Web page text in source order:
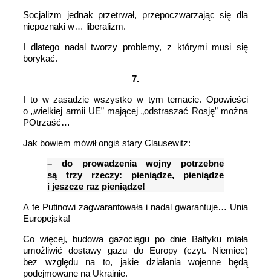
Socjalizm jednak przetrwał, przepoczwarzając się dla
niepoznaki w… liberalizm.
I dlatego nadal tworzy problemy, z którymi musi się
borykać.
7.
I to w zasadzie wszystko w tym temacie. Opowieści
o „wielkiej armii UE” mającej „odstraszać Rosję” można
POtrzaść…
Jak bowiem mówił ongiś stary Clausewitz:
– do prowadzenia wojny potrzebne
są trzy rzeczy: pieniądze, pieniądze
i jeszcze raz pieniądze!
A te Putinowi zagwarantowała i nadal gwarantuje… Unia
Europejska!
Co więcej, budowa gazociągu po dnie Bałtyku miała
umożliwić dostawy gazu do Europy (czyt. Niemiec)
bez względu na to, jakie działania wojenne będą
podejmowane na Ukrainie.